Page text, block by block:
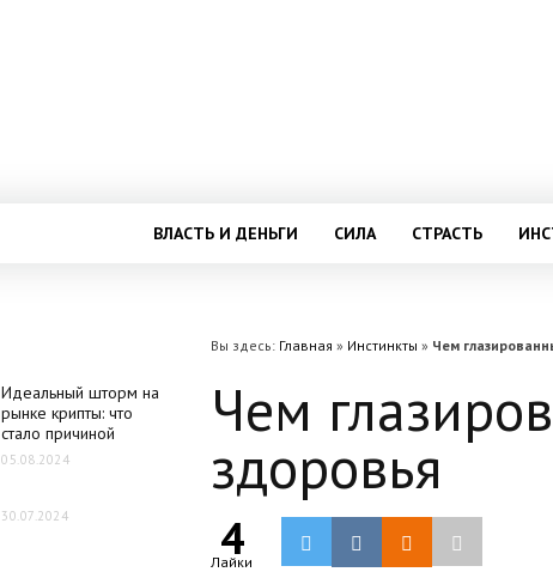
ВЛАСТЬ И ДЕНЬГИ СИЛА СТРАСТЬ
Идеальный шторм на
рынке крипты: что
стало причиной
05.08.2024
30.07.2024
Вы здесь: Главная » Инстинкты » Чем
Чем
здоровья
4
Лайки